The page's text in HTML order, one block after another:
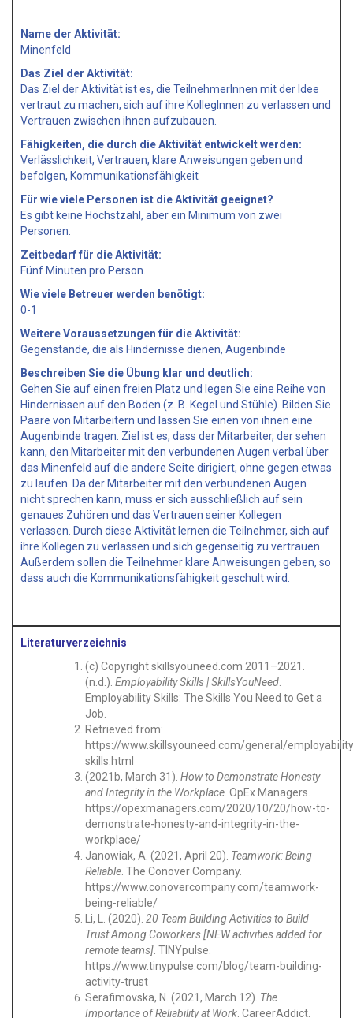
Name der Aktivität:
Minenfeld
Das Ziel der Aktivität:
Das Ziel der Aktivität ist es, die TeilnehmerInnen mit der Idee
vertraut zu machen, sich auf ihre KollegInnen zu verlassen und
Vertrauen zwischen ihnen aufzubauen.
Fähigkeiten, die durch die Aktivität entwickelt werden:
Verlässlichkeit, Vertrauen, klare Anweisungen geben und
befolgen, Kommunikationsfähigkeit
Für wie viele Personen ist die Aktivität geeignet?
Es gibt keine Höchstzahl, aber ein Minimum von zwei
Personen.
Zeitbedarf für die Aktivität:
Fünf Minuten pro Person.
Wie viele Betreuer werden benötigt:
0-1
Weitere Voraussetzungen für die Aktivität:
Gegenstände, die als Hindernisse dienen, Augenbinde
Beschreiben Sie die Übung klar und deutlich:
Gehen Sie auf einen freien Platz und legen Sie eine Reihe von
Hindernissen auf den Boden (z. B. Kegel und Stühle). Bilden Sie
Paare von Mitarbeitern und lassen Sie einen von ihnen eine
Augenbinde tragen. Ziel ist es, dass der Mitarbeiter, der sehen
kann, den Mitarbeiter mit den verbundenen Augen verbal über
das Minenfeld auf die andere Seite dirigiert, ohne gegen etwas
zu laufen. Da der Mitarbeiter mit den verbundenen Augen
nicht sprechen kann, muss er sich ausschließlich auf sein
genaues Zuhören und das Vertrauen seiner Kollegen
verlassen. Durch diese Aktivität lernen die Teilnehmer, sich auf
ihre Kollegen zu verlassen und sich gegenseitig zu vertrauen.
Außerdem sollen die Teilnehmer klare Anweisungen geben, so
dass auch die Kommunikationsfähigkeit geschult wird.
Literaturverzeichnis
(c) Copyright skillsyouneed.com 2011–2021.
(n.d.). Employability Skills | SkillsYouNeed.
Employability Skills: The Skills You Need to Get a
Job.
Retrieved from:
https://www.skillsyouneed.com/general/
skills.html
(2021b, March 31). How to Demonstrate Honesty
and Integrity in the Workplace. OpEx Managers.
https://opexmanagers.com/2020/10/20/how-to-
demonstrate-honesty-and-integrity-in-the-
workplace/
Janowiak, A. (2021, April 20). Teamwork: Being
Reliable. The Conover Company.
https://www.conovercompany.com/teamwork-
being-reliable/
Li, L. (2020). 20 Team Building Activities to Build
Trust Among Coworkers [NEW activities added for
remote teams]. TINYpulse.
https://www.tinypulse.com/blog/team-building-
activity-trust
Serafimovska, N. (2021, March 12). The
Importance of Reliability at Work. CareerAddict.